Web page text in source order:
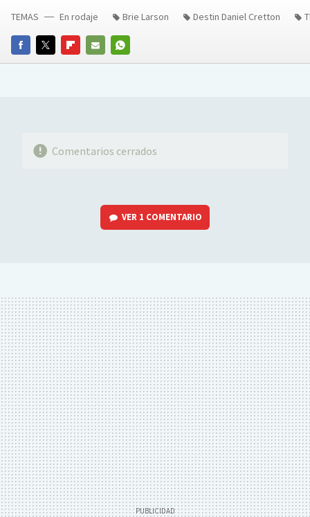
FACEBOOKTWITTERFLIPBOARD
E-
WHATSAPP
TEMAS En rodaje Brie Larson Destin Daniel Cretton
Comentarios cerrados
VER 1 COMENTARIO